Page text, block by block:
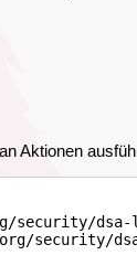
Aktionen
security/
security/